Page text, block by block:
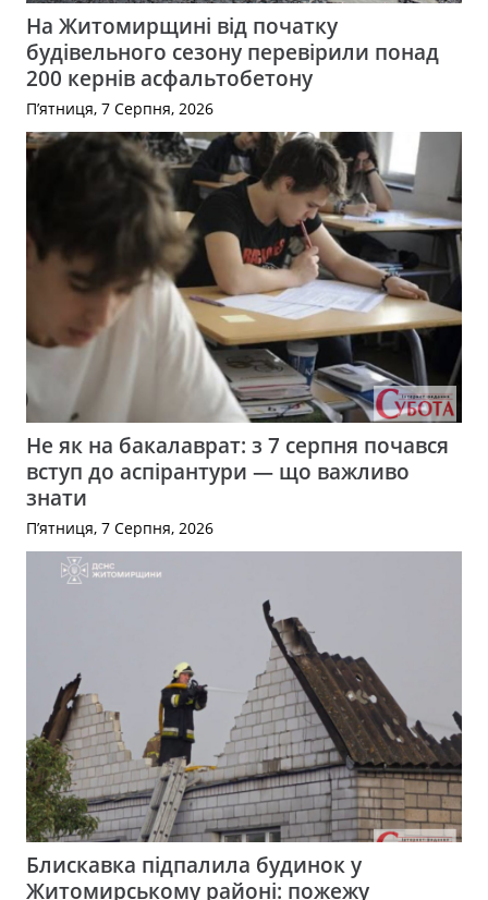
На Житомирщині від початку
будівельного сезону перевірили понад
200 кернів асфальтобетону
П’ятниця, 7 Серпня, 2026
Не як на бакалаврат: з 7 серпня почався
вступ до аспірантури — що важливо
знати
П’ятниця, 7 Серпня, 2026
Блискавка підпалила будинок у
Житомирському районі: пожежу